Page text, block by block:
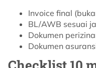
Invoice final
BL/AWB sesuai
Dokumen
Dokumen